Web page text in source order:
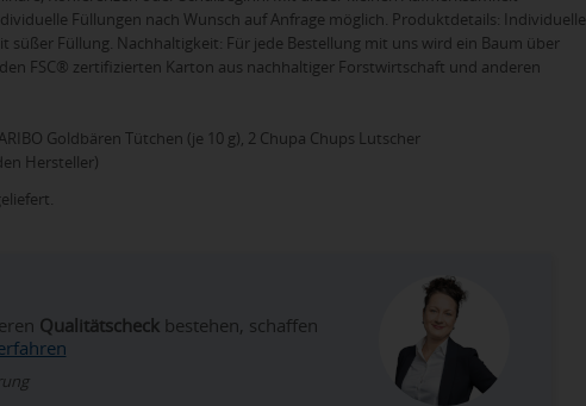
Füllungen nach Wunsch auf Anfrage möglich. Produktdetails: Individuelle
Füllung. Nachhaltigkeit: Für jede Bestellung mit uns wird ein Baum über
FSC® zertifizierten Karton aus nachhaltiger Forstwirtschaft und anderen
Goldbären Tütchen (je 10 g), 2 Chupa Chups Lutscher
Hersteller)
Qualitätscheckbestehen, schaffen